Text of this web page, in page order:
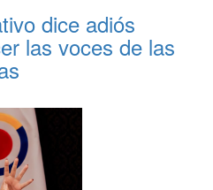
dice adiós
las voces de las